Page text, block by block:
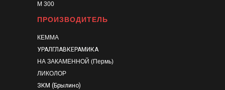
М 300
ПРОИЗВОДИТЕЛЬ
КЕММА
УРАЛГЛАВКЕРАМИКА
НА ЗАКАМЕННОЙ (Пермь)
ЛИКОЛОР
ЗКМ (Брылино)